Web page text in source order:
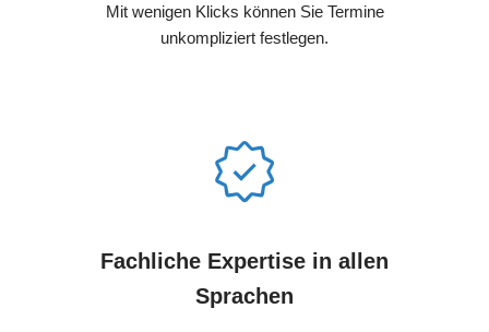
Mit wenigen Klicks können Sie Termine
unkompliziert festlegen.
Fachliche Expertise in allen
Sprachen